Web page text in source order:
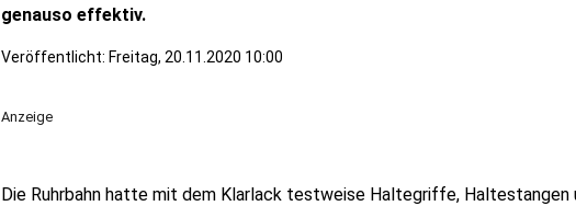
genauso effektiv.
Veröffentlicht: Freitag, 20.11.2020 10:00
Anzeige
Die Ruhrbahn hatte mit dem Klarlack testweise Haltegriffe, Haltestangen